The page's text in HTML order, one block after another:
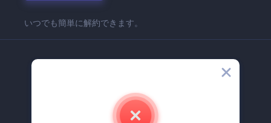
いつでも簡単に解約できます。
お問い合わせ